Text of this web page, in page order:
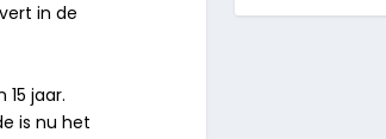
in de
jaar.
is nu het